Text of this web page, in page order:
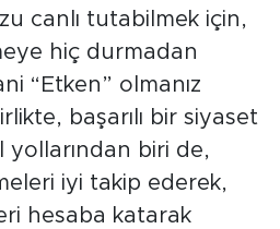
canlı tutabilmek için,
hiç durmadan
“Etken” olmanız
başarılı bir siyaset
yollarından biri de,
iyi takip ederek,
hesaba katarak